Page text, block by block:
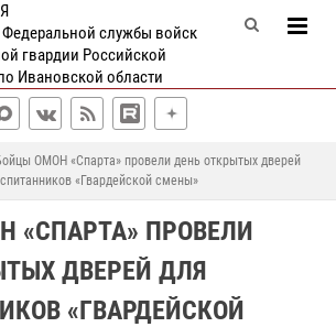
службы войск
гвардии Российской
Ивановской области
ОМОН «Спарта» провели день открытых дверей
«Гвардейской смены»
«СПАРТА» ПРОВЕЛИ
ДВЕРЕЙ ДЛЯ
«ГВАРДЕЙСКОЙ